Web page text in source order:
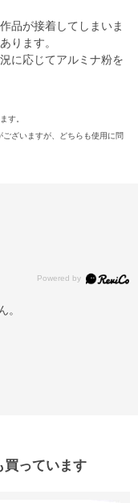
品が接着してしまいま
ります。
に応じてアルミナ粉を
す。
ざいますが、どちらも使用に問
。
買っています